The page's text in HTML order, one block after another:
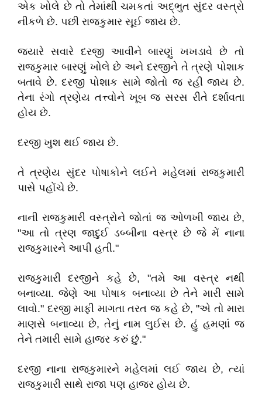
એક ખોલે છે તો તેમાંથી ચમકતાં અદ્ભુત સુંદર વસ્ત્રો
નીકળે છે. પછી રાજકુમાર સૂઈ જાય છે.
જ્યારે સવારે દરજી આવીને બારણું ખખડાવે છે તો
રાજકુમાર બારણું ખોલે છે અને દરજીને તે ત્રણે પોશાક
બતાવે છે. દરજી પોશાક સામે જોતો જ રહી જાય છે.
તેના રંગો ત્રણેય તત્ત્વોને ખૂબ જ સરસ રીતે દર્શાવતા
હોય છે.
દરજી ખુશ થઈ જાય છે.
તે ત્રણેય સુંદર પોષાકોને લઈને મહેલમાં રાજકુમારી
પાસે પહોંચે છે.
નાની રાજકુમારી વસ્ત્રોને જોતાં જ ઓળખી જાય છે,
"આ તો ત્રણ જાદુઈ ડબ્બીના વસ્ત્ર છે જે મેં નાના
રાજકુમારને આપી હતી."
રાજકુમારી દરજીને કહે છે, "તમે આ વસ્ત્ર નથી
બનાવ્યા. જેણે આ પોષાક બનાવ્યા છે તેને મારી સામે
લાવો." દરજી માફી માગતા તરત જ કહે છે, "એ તો મારા
માણસે બનાવ્યા છે, તેનું નામ લુઈસ છે. હું હમણાં જ
તેને તમારી સામે હાજર કરું છું."
દરજી નાના રાજકુમારને મહેલમાં લઈ જાય છે, ત્યાં
રાજકુમારી સાથે રાજા પણ હાજર હોય છે.